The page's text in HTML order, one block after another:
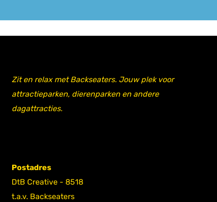
Zit en relax met Backseaters. Jouw plek voor
attractieparken, dierenparken en andere
dagattracties.
Postadres
DtB Creative - 8518
t.a.v. Backseaters